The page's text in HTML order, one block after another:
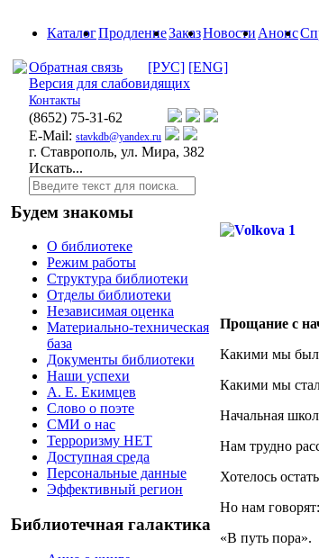
КаталогПродлениеЗаказНовости Анонс
Обратная связь [РУС] [ENG]
Версия для слабовидящих
Контакты
(8652) 75-31-62
E-Mail: stavkdb@yandex.ru
г. Ставрополь, ул. Мира, 382
Искать...
Будем знакомы
О библиотеке
Режим работы
Структура библиотеки
Отделы библиотеки
Независимая оценка
Материально-техническая
база
Документы библиотеки
Наши успехи
А. Е. Екимцев
Слово о поэте
СМИ о нас
Терроризму НЕТ
Доступная среда
Персональные данные
Эффективный регион
Библиотечная галактика
Прощание с
Какими мы
Какими мы
Начальная
Нам трудно
Хотелось
Но нам говорят:
«В путь пора».